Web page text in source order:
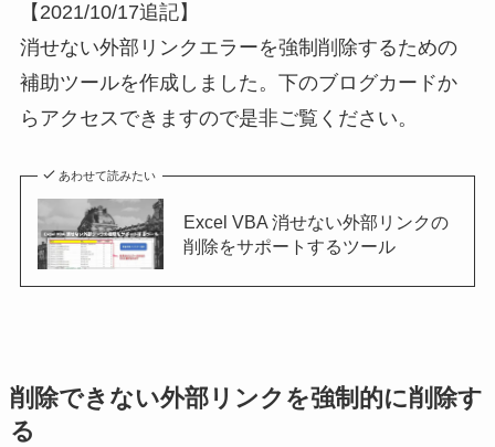
【2021/10/17追記】
消せない外部リンクエラーを強制削除するための
補助ツールを作成しました。下のブログカードか
らアクセスできますので是非ご覧ください。
あわせて読みたい
Excel VBA 消せない外部リンクの
削除をサポートするツール
削除できない外部リンクを強制的に削除す
る